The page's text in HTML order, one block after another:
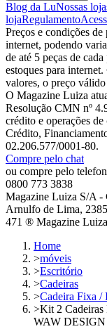
Blog da LuNossas
lojaRegulamento
Preços e condições
internet, podendo
de até 5 peças de
estoques para
valores, o preço
O Magazine Luiza
Resolução CMN nº
crédito e operações
Crédito,
02.206.577/0001-80.
Compre pelo chat
ou compre pelo
0800 773 3838
Magazine Luiza S/A -
Arnulfo de Lima,
471 ® Magazine
Home
>móveis
>Escritório
>Cadeiras
>Cadeira Fixa /
>Kit 2 Cadeiras
WAW DESIGN